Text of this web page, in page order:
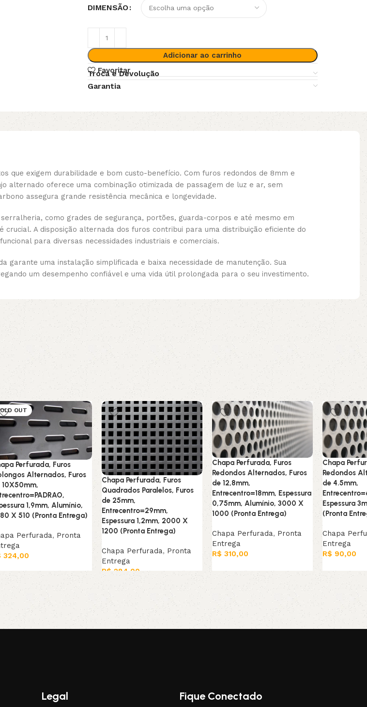
DIMENSÃO
Adicionar ao carrinho
Favoritar
Troca e Devolução
Garantia
que exigem durabilidade e bom custo-benefício. Com furos redondos de 8mm e
alternado oferece uma combinação otimizada de passagem de luz e ar, sem
assegura grande resistência mecânica e longevidade.
como grades de segurança, portões, guarda-corpos e até mesmo em
A disposição alternada dos furos contribui para uma distribuição eficiente do
para diversas necessidades industriais e comerciais.
uma instalação simplificada e baixa necessidade de manutenção. Sua
um desempenho confiável e uma vida útil prolongada para o seu investimento.
OUT
Perfurada, Furos
Alternados, Furos
10X50mm,
1,9mm, Alumínio,
X 510 (Pronta Entrega)
Perfurada, Pronta
324,00
mais
Chapa Perfurada, Furos
Quadrados Paralelos, Furos
de 25mm,
Entrecentro=29mm,
Espessura 1,2mm, 2000 X
1200 (Pronta Entrega)
Chapa Perfurada, Pronta
Entrega
R$284,00
Adicionar ao carrinho
Chapa Perfurada, Furos
Redondos Alternados, Furos
de 12,8mm,
Entrecentro=18mm, Espessura
0,75mm, Alumínio, 3000 X
1000 (Pronta Entrega)
Chapa Perfurada, Pronta
Entrega
R$ 310,00
Chapa
Redondos
de 4.5mm,
Espessura
(Pronta
Chapa
Entrega
R$ 90,00
Legal Fique Conectado